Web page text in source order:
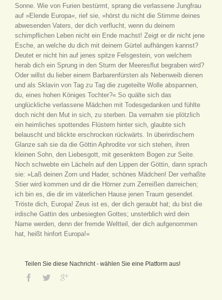
Sonne. Wie von Furien bestürmt, sprang die verlassene Jungfrau
auf »Elende Europa«, rief sie, »hörst du nicht die Stimme deines
abwesenden Vaters, der dich verflucht, wenn du deinem
schimpflichen Leben nicht ein Ende machst! Zeigt er dir nicht jene
Esche, an welche du dich mit deinem Gürtel aufhängen kannst?
Deutet er nicht hin auf jenes spitze Felsgestein, von welchem
herab dich ein Sprung in den Sturm der Meeresflut begraben wird?
Oder willst du lieber einem Barbarenfürsten als Nebenweib dienen
und als Sklavin von Tag zu Tag die zugeteilte Wolle abspannen,
du, eines hohen Königes Tochter?« So quälte sich das
unglückliche verlassene Mädchen mit Todesgedanken und fühlte
doch nicht den Mut in sich, zu sterben. Da vernahm sie plötzlich
ein heimliches spottendes Flüstern hinter sich, glaubte sich
belauscht und blickte erschrocken rückwärts. In überirdischem
Glanze sah sie da die Göttin Aphrodite vor sich stehen, ihren
kleinen Sohn, den Liebesgott, mit gesenktem Bogen zur Seite.
Noch schwebte ein Lächeln auf den Lippen der Göttin, dann sprach
sie: »Laß deinen Zorn und Hader, schönes Mädchen! Der verhaßte
Stier wird kommen und dir die Hörner zum Zerreißen darreichen;
ich bin es, die dir im väterlichen Hause jenen Traum gesendet.
Tröste dich, Europa! Zeus ist es, der dich geraubt hat; du bist die
irdische Gattin des unbesiegten Gottes; unsterblich wird dein
Name werden, denn der fremde Weltteil, der dich aufgenommen
hat, heißt hinfort Europa!«
Teilen Sie diese Nachricht - wählen Sie eine Platform aus!